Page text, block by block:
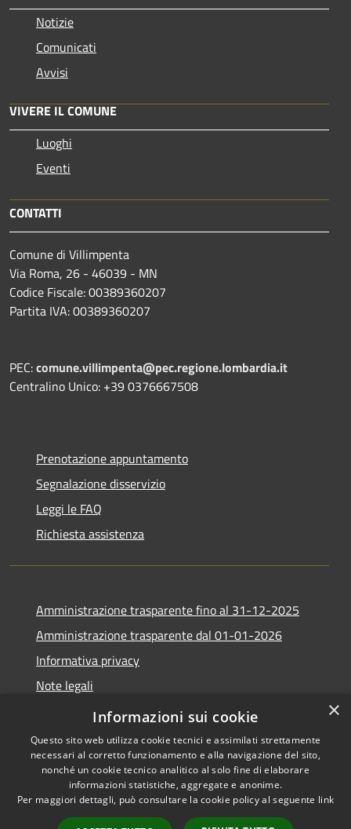
Notizie
Comunicati
Avvisi
VIVERE IL COMUNE
Luoghi
Eventi
CONTATTI
Comune di Villimpenta
Via Roma, 26 - 46039 - MN
Codice Fiscale: 00389360207
Partita IVA: 00389360207
PEC:comune.villimpenta@pec.regione.lombardia.it
Centralino Unico: +39 0376667508
Prenotazione appuntamento
Segnalazione disservizio
Leggi le FAQ
Richiesta assistenza
Amministrazione trasparente fino al 31-12-2025
Amministrazione trasparente dal 01-01-2026
Informativa privacy
Note legali
Dichiarazione di accessibilità
Accessibilità
Copyright © 2026 • Comune di
Villimpenta • Powered by
×
Informazioni sui cookie
Questo sito web utilizza cookie tecnici e assimilati strettamente
necessari al corretto funzionamento e alla navigazione del sito,
nonché un cookie tecnico analitico al solo fine di elaborare
informazioni statistiche, aggregate e anonime.
Per maggiori dettagli, può consultare la cookie policy al seguente link